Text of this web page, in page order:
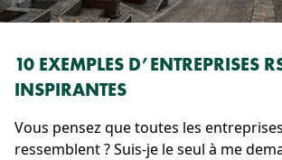
10 EXEMPLES D’ENTREPRISES
INSPIRANTES
Vous pensez que toutes les
ressemblent ? Suis-je le seul à me